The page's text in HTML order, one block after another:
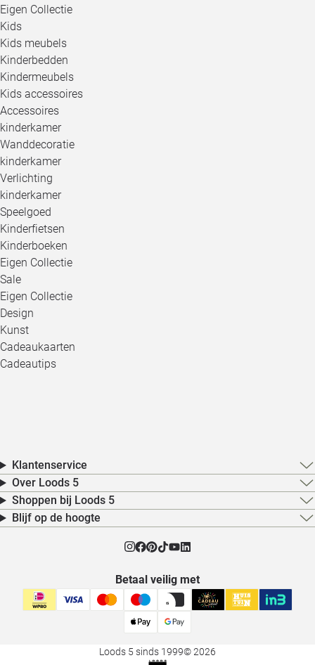
Eigen Collectie
Kids
Kids meubels
Kinderbedden
Kindermeubels
Kids accessoires
Accessoires
kinderkamer
Wanddecoratie
kinderkamer
Verlichting
kinderkamer
Speelgoed
Kinderfietsen
Kinderboeken
Eigen Collectie
Sale
Eigen Collectie
Design
Kunst
Cadeaukaarten
Cadeautips
Klantenservice
Over Loods 5
Shoppen bij Loods 5
Blijf op de hoogte
Betaal veilig met
Loods 5 sinds 1999© 2026